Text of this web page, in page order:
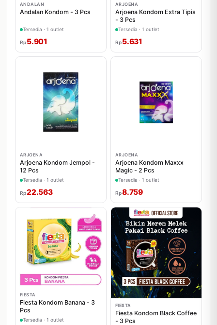
ANDALAN
Andalan Kondom - 3 Pcs
Tersedia · 1 outlet
Rp 5.901
ARJOENA
Arjoena Kondom Extra Tipis
- 3 Pcs
Tersedia · 1 outlet
Rp 5.631
ARJOENA
Arjoena Kondom Jempol -
12 Pcs
Tersedia · 1 outlet
Rp22.563
ARJOENA
Arjoena Kondom Maxxx
Magic - 2 Pcs
Tersedia · 1 outlet
Rp8.759
FIESTA
Fiesta Kondom Banana - 3
Pcs
Tersedia · 1 outlet
FIESTA
Fiesta Kondom Black Coffee
- 3 Pcs